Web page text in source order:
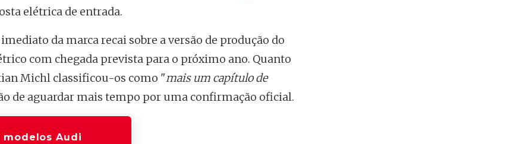
elétrica de entrada.
da marca recai sobre a versão de produção do
com chegada prevista para o próximo ano. Quanto
Michl classificou-os como "mais um capítulo de
de aguardar mais tempo por uma confirmação oficial.
modelos Audi